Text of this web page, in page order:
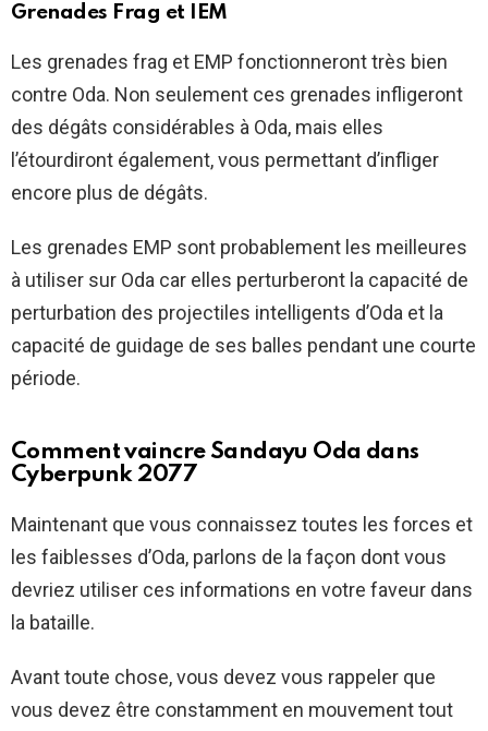
Grenades Frag et IEM
Les grenades frag et EMP fonctionneront très bien
contre Oda. Non seulement ces grenades infligeront
des dégâts considérables à Oda, mais elles
l’étourdiront également, vous permettant d’infliger
encore plus de dégâts.
Les grenades EMP sont probablement les meilleures
à utiliser sur Oda car elles perturberont la capacité de
perturbation des projectiles intelligents d’Oda et la
capacité de guidage de ses balles pendant une courte
période.
Comment vaincre Sandayu Oda dans
Cyberpunk 2077
Maintenant que vous connaissez toutes les forces et
les faiblesses d’Oda, parlons de la façon dont vous
devriez utiliser ces informations en votre faveur dans
la bataille.
Avant toute chose, vous devez vous rappeler que
vous devez être constamment en mouvement tout